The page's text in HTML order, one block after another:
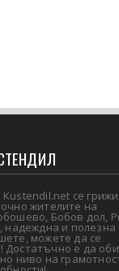
се
жителите на
Бобов дол,
надеждна и полезна
можете да се
е да
ниво на